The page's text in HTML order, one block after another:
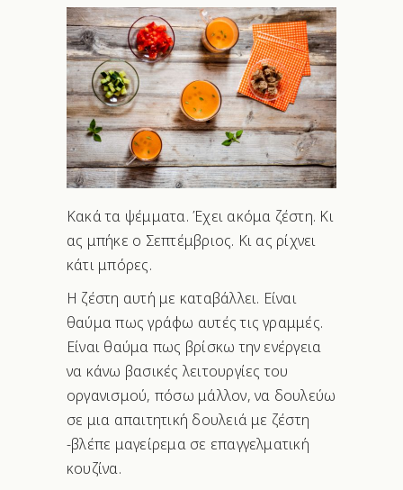
Κακά τα ψέμματα. Έχει ακόμα ζέστη. Κι
ας μπήκε ο Σεπτέμβριος. Κι ας ρίχνει
κάτι μπόρες.
Η ζέστη αυτή με καταβάλλει. Είναι
θαύμα πως γράφω αυτές τις γραμμές.
Είναι θαύμα πως βρίσκω την ενέργεια
να κάνω βασικές λειτουργίες του
οργανισμού, πόσω μάλλον, να δουλεύω
σε μια απαιτητική δουλειά με ζέστη
-βλέπε μαγείρεμα σε επαγγελματική
κουζίνα.